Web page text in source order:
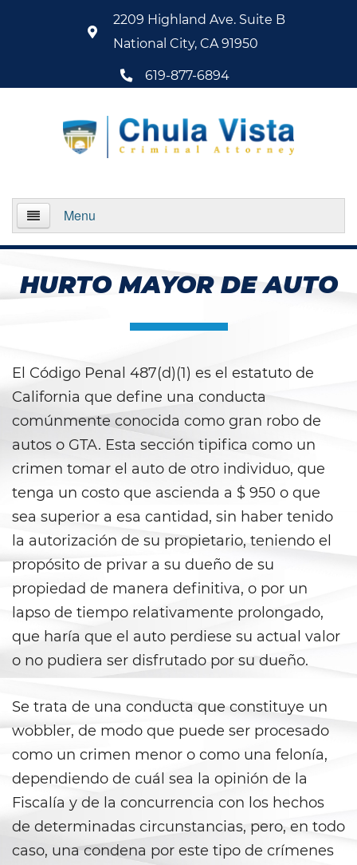
2209 Highland Ave. Suite B
National City, CA 91950
619-877-6894
Menu
About Us
Áreas De Práctica
Asalto y Agresión
Agresión que Causa Lesiones
Corporales Graves
Asalto con Arma Mortal
Asalto con Químicos Cáusticos
Agresión contra un Agente del
Orden Público
Asalto contra un Funcionario
Público
Asuntos Posteriores a la Condena
Anulando o Rechazando una
Condena
Certificado de Rehabilitación
Eliminación de antecedentes
penales
HURTO MAYOR DE AUTO
El Código Penal 487(d)(1) es el estatuto de
California que define una conducta
comúnmente conocida como gran robo de
autos o GTA. Esta sección tipifica como un
crimen tomar el auto de otro individuo, que
tenga un costo que ascienda a $ 950 o que
sea superior a esa cantidad, sin haber tenido
la autorización de su propietario, teniendo el
propósito de privar a su dueño de su
propiedad de manera definitiva, o por un
lapso de tiempo relativamente prolongado,
que haría que el auto perdiese su actual valor
o no pudiera ser disfrutado por su dueño.
Se trata de una conducta que constituye un
wobbler, de modo que puede ser procesado
como un crimen menor o como una felonía,
dependiendo de cuál sea la opinión de la
Fiscalía y de la concurrencia con los hechos
de determinadas circunstancias, pero, en todo
caso, una condena por este tipo de crímenes